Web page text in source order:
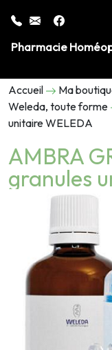
Pharmacie
Accueil Ma
Weleda, toute forme
unitaire WELEDA
AMBRA
granules